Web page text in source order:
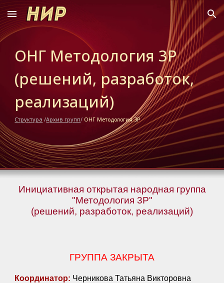
Skip to main content Skip to navigation
ОНГ Методология 3Р
(решений, разработок,
реализаций)
Структура /Архив групп/ ОНГМетодология 3Р
Инициативная открытая народная группа
"Методология 3Р"
(решений, разработок, реализаций)
ГРУППА ЗАКРЫТА
Координатор: Черникова Татьяна Викторовна